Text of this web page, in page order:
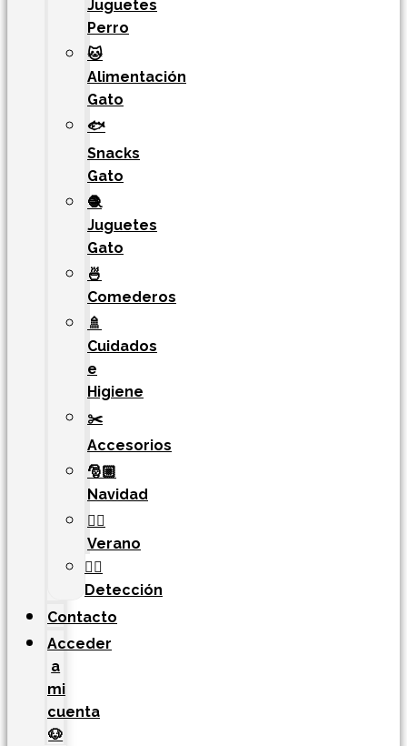
Juguetes
Perro
🐱
Alimentación
Gato
🐟
Snacks
Gato
🧶
Juguetes
Gato
🍜
Comederos
🚿
Cuidados
e
Higiene
✂️
Accesorios
🎅🏼
Navidad
🏄‍♀️
Verano
🐕‍🦺
Detección
Contacto
Acceder
a
mi
cuenta
🐶